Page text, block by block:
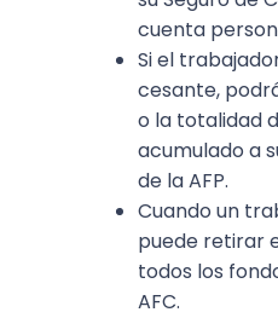
cuenta
Si el
cesante,
o la totalidad
acumulado a
de la AFP.
Cuando un
puede retirar
todos los
AFC.